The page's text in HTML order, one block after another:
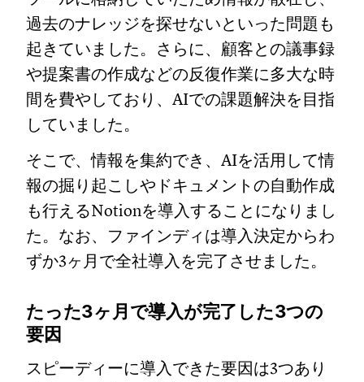
過去のナレッジを探せないといった問題も
起きていました。さらに、顧客との議事録
や提案書の作成などの反復作業に多大な時
間を費やしており、AIでの課題解決を目指
していました。
そこで、情報を集約でき、AIを活用して情
報の掘り起こしやドキュメントの自動作成
も行えるNotionを導入することになりまし
た。なお、ファインディは導入決定からわ
ずか3ヶ月で全社導入を完了させました。
たった3ヶ月で導入が完了した3つの
要因
スピーディーに導入できた要因は3つあり